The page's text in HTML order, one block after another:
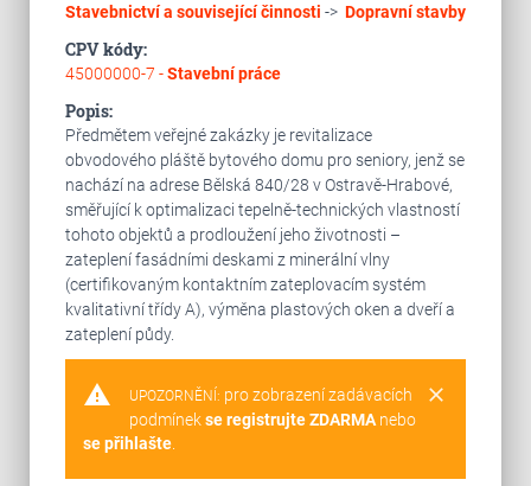
Stavebnictví a související činnosti -> Dopravní stavby
CPV kódy:
45000000-7 -Stavební práce
Popis:
Předmětem veřejné zakázky je revitalizace
obvodového pláště bytového domu pro seniory, jenž se
nachází na adrese Bělská 840/28 v Ostravě-Hrabové,
směřující k optimalizaci tepelně-technických vlastností
tohoto objektů a prodloužení jeho životnosti –
zateplení fasádními deskami z minerální vlny
(certifikovaným kontaktním zateplovacím systém
kvalitativní třídy A), výměna plastových oken a dveří a
zateplení půdy.
warning clear
UPOZORNĚNÍ: pro zobrazení zadávacích
podmínekse registrujte ZDARMAnebo
se přihlašte.